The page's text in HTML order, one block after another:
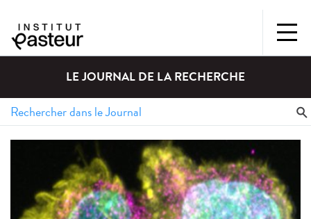
LE JOURNAL DE LA RECHERCHE